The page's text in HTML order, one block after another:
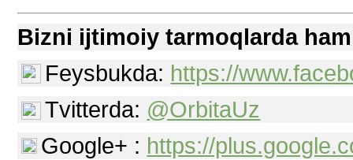
Bizni ijtimoiy tarmoqlarda
Feysbukda: https://
Tvitterda: @OrbitaUz
Google+ : https://